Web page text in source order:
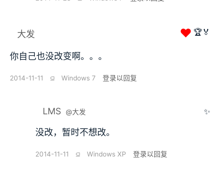
大发 ❤ 🏆🏅
你自己也没改变啊。。。
2014-11-11 ⫑ Windows 7 登录以回复
LMS @大发 ✨
没改，暂时不想改。
2014-11-11 ⫑ Windows XP 登录以回复